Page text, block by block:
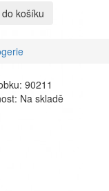
košíku
90211
Na skladě